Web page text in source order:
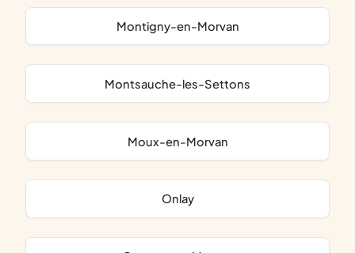
Montigny-en-Morvan
Montsauche-les-Settons
Moux-en-Morvan
Onlay